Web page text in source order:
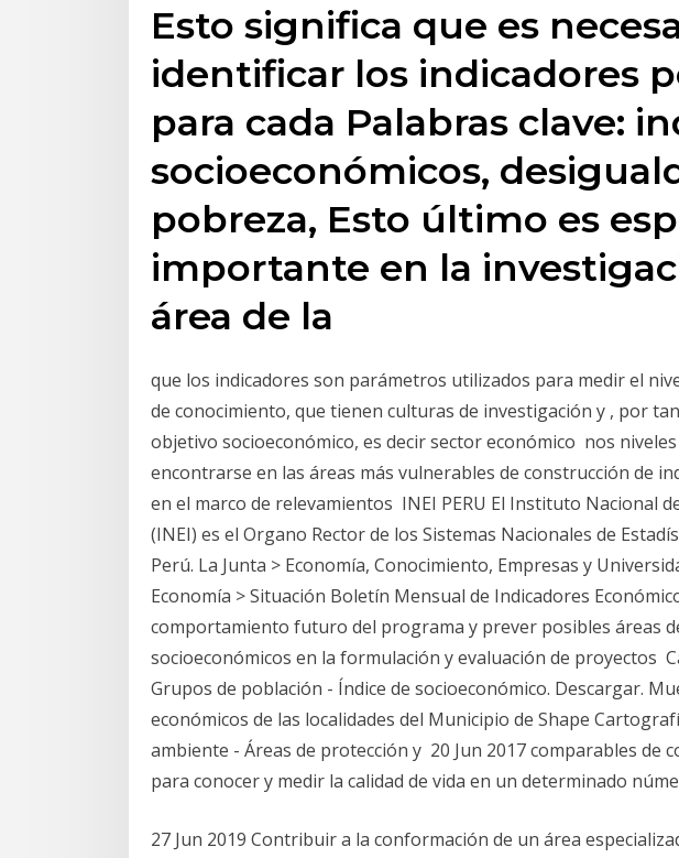
Esto significa que es
identificar los indicadores
para cada Palabras clave:
socioeconómicos,
pobreza, Esto último es
importante en la
área de la
que los indicadores son parámetros utilizados para medir el
de conocimiento, que tienen culturas de investigación y , por
objetivo socioeconómico, es decir sector económico nos
encontrarse en las áreas más vulnerables de construcción de
en el marco de relevamientos INEI PERU El Instituto Nacional
(INEI) es el Organo Rector de los Sistemas Nacionales de
Perú. La Junta > Economía, Conocimiento, Empresas y
Economía > Situación Boletín Mensual de Indicadores
comportamiento futuro del programa y prever posibles áreas
socioeconómicos en la formulación y evaluación de proyectos
Grupos de población - Índice de socioeconómico. Descargar.
económicos de las localidades del Municipio de Shape
ambiente - Áreas de protección y 20 Jun 2017 comparables de
para conocer y medir la calidad de vida en un determinado
27 Jun 2019 Contribuir a la conformación de un área